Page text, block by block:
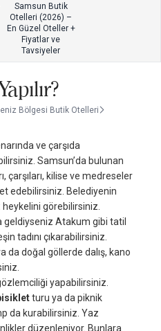
Samsun Butik
Otelleri (2026) –
En Güzel Oteller +
Fiyatlar ve
Tavsiyeler
Bölgesi Butik Otelleri
ve çarşıda
Samsun’da bulunan
çarşıları, kilise ve medreseler
edebilirsiniz. Belediyenin
heykelini görebilirsiniz.
geldiyseniz Atakum gibi tatil
tadını çıkarabilirsiniz.
da doğal göllerde dalış, kano
yapabilirsiniz.
turu ya da piknik
da kurabilirsiniz. Yaz
düzenleniyor. Bunlara